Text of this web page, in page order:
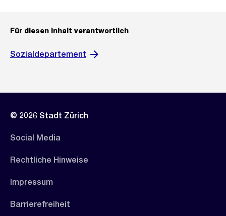
Für diesen Inhalt verantwortlich
Sozialdepartement
© 2026 Stadt Zürich
Social Media
Rechtliche Hinweise
Impressum
Barrierefreiheit